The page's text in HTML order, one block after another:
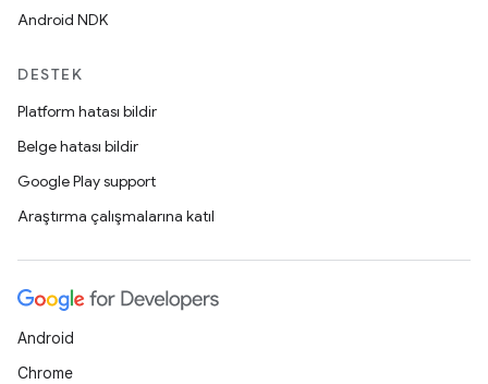
Android NDK
DESTEK
Platform hatası bildir
Belge hatası bildir
Google Play support
Araştırma çalışmalarına katıl
Android
Chrome